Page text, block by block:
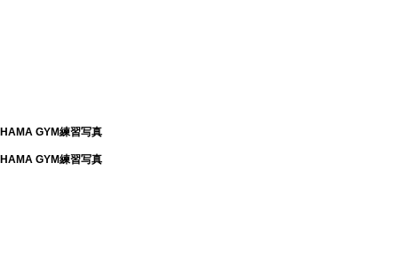
HAMA GYM練習写真
HAMA GYM練習写真